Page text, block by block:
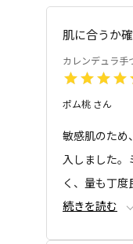
リソルベート60
ヒドロキシエチ
Na）コポリマー
リン、BG、コ
リンNa、ラウロ
PEG-80ソルビ
セリル-4ラウリ
カレンデュラ
洗顔後、コット
大程度）とり、
おわせます。な
むように軽く押
効果的です。そ
うるおいを守っ
レンジング
洗顔ホイップ
カレンデュラ
肌に合うか
カレンデュラ手
ポム桃 さん
敏感肌のため
入しました。
く、量も丁度
りがあるとよ
続きを読む